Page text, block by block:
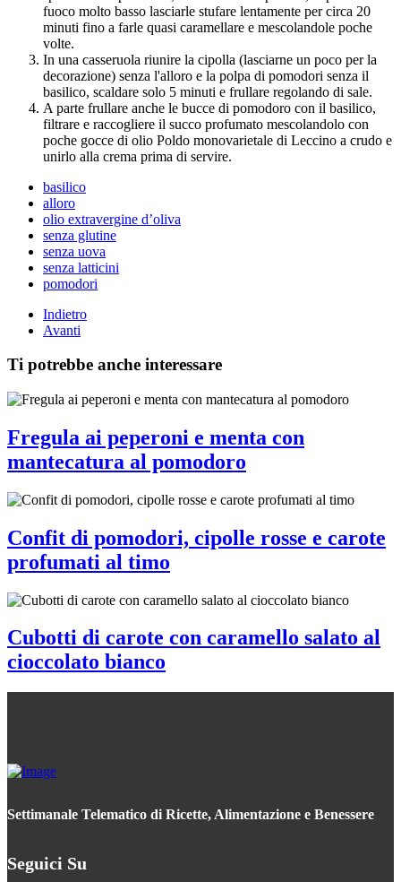
fuoco molto basso lasciarle stufare lentamente per circa 20
minuti fino a farle quasi caramellare e mescolandole poche
volte.
In una casseruola riunire la cipolla (lasciarne un poco per la
decorazione) senza l'alloro e la polpa di pomodori senza il
basilico, scaldare solo 5 minuti e frullare regolando di sale.
A parte frullare anche le bucce di pomodoro con il basilico,
filtrare e raccogliere il succo profumato mescolandolo con
poche gocce di olio Poldo monovarietale di Leccino a crudo e
unirlo alla crema prima di servire.
basilico
alloro
olio extravergine d’oliva
senza glutine
senza uova
senza latticini
pomodori
Indietro
Avanti
Ti potrebbe anche interessare
Fregula ai peperoni e menta con
mantecatura al pomodoro
Confit di pomodori, cipolle rosse e carote
profumati al timo
Cubotti di carote con caramello salato al
cioccolato bianco
Settimanale Telematico di Ricette, Alimentazione e Benessere
Seguici Su